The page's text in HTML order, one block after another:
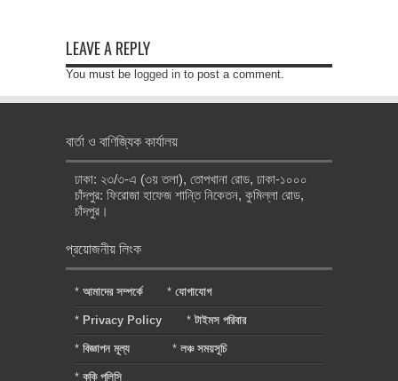
LEAVE A REPLY
You must be logged in to post a comment.
বার্তা ও বাণিজ্যিক কার্যালয়
ঢাকা: ২৩/৩-এ (৩য় তলা), তোপখানা রোড, ঢাকা-১০০০
চাঁদপুর: ফিরোজা হাফেজ শান্তি নিকেতন, কুমিল্লা রোড,
চাঁদপুর।
প্রয়োজনীয় লিংক
* আমাদের সম্পর্কে * যোগাযোগ
* Privacy Policy *টাইমস পরিবার
* বিজ্ঞাপন মূল্য * লঞ্চ সময়সূচি
* কুকি পলিসি